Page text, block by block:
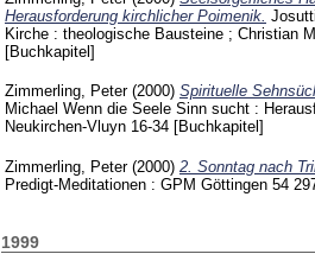
Herausforderung kirchlicher Poimenik.
Kirche : theologische Bausteine ; Christian
[Buchkapitel]
Zimmerling, Peter (2000) Spirituelle
Michael Wenn die Seele Sinn sucht :
Neukirchen-Vluyn 16-34 [Buchkapitel]
Zimmerling, Peter (2000) 2. Sonntag nach
Predigt-Meditationen : GPM Göttingen 54
1999